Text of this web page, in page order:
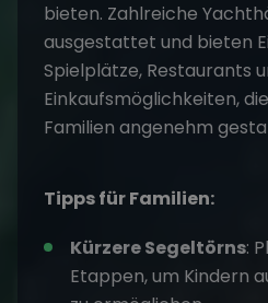
bieten. Zahlreiche
ausgestattet und bieten
Spielplätze, Restaurants
Einkaufsmöglichkeiten,
Familien angenehm
Tipps für Familien:
Kürzere Segeltörns:
Etappen, um Kindern